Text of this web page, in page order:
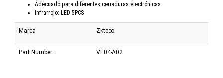
Adecuado para diferentes cerraduras electrónicas
Infrarrojo: LED 5PCS
Marca Zkteco
Part Number VE04-A02